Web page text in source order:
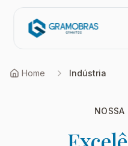
Home Indústria
NOSSA